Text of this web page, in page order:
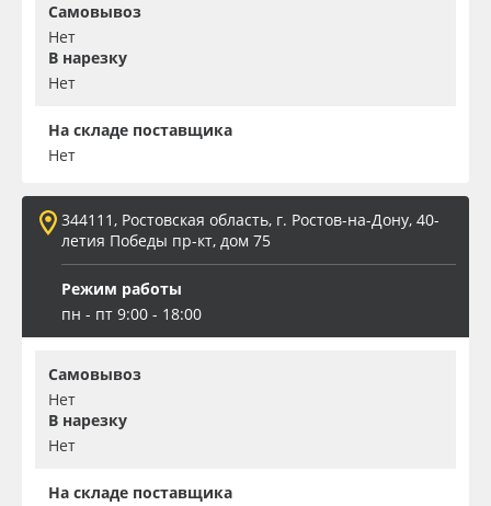
Самовывоз
Нет
В нарезку
Нет
На складе поставщика
Нет
344111, Ростовская область, г. Ростов-на-Дону, 40-
летия Победы пр-кт, дом 75
Режим работы
пн - пт 9:00 - 18:00
Самовывоз
Нет
В нарезку
Нет
На складе поставщика